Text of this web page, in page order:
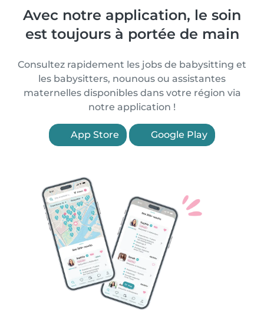
Avec notre application, le soin
est toujours à portée de main
Consultez rapidement les jobs de babysitting et
les babysitters, nounous ou assistantes
maternelles disponibles dans votre région via
notre application !
App Store Google Play